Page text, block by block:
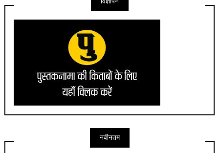
विज्ञापन
नवीनतम